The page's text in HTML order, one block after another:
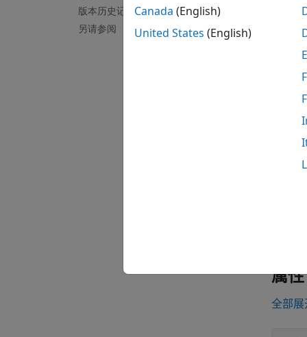
版本历史记录
另请参阅
列表
类属
属性
全部展
Canada (English)
United States (English)